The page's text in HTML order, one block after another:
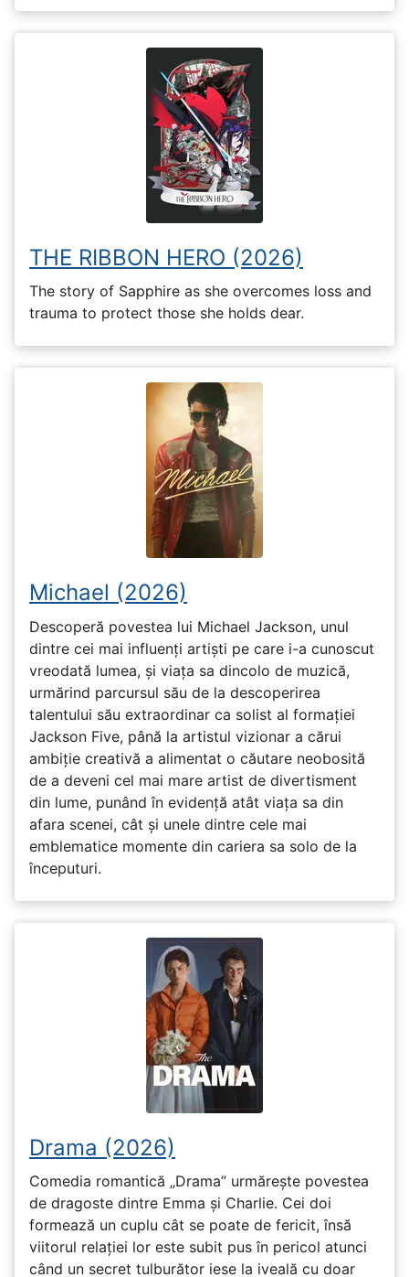
THE RIBBON HERO (2026)
The story of Sapphire as she overcomes loss and
trauma to protect those she holds dear.
Michael (2026)
Descoperă povestea lui Michael Jackson, unul
dintre cei mai influenți artiști pe care i-a cunoscut
vreodată lumea, și viața sa dincolo de muzică,
urmărind parcursul său de la descoperirea
talentului său extraordinar ca solist al formației
Jackson Five, până la artistul vizionar a cărui
ambiție creativă a alimentat o căutare neobosită
de a deveni cel mai mare artist de divertisment
din lume, punând în evidență atât viața sa din
afara scenei, cât și unele dintre cele mai
emblematice momente din cariera sa solo de la
începuturi.
Drama (2026)
Comedia romantică „Drama” urmărește povestea
de dragoste dintre Emma și Charlie. Cei doi
formează un cuplu cât se poate de fericit, însă
viitorul relației lor este subit pus în pericol atunci
când un secret tulburător iese la iveală cu doar